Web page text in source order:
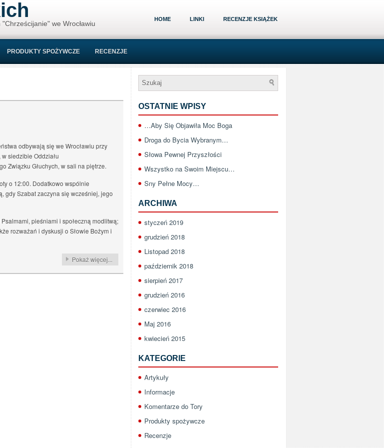
we Wrocławiu
HOME LINKI RECENZJE KSIĄŻEK
PRODUKTY SPOŻYWCZE RECENZJE
odbywają się we Wrocławiu przy
siedzibie Oddziału
Związku Głuchych, w sali na piętrze.
o 12:00. Dodatkowo wspólnie
gdy Szabat zaczyna się wcześniej, jego
pieśniami i społeczną modlitwą;
rozważań i dyskusji o Słowie Bożym i
Pokaż więcej...
OSTATNIE WPISY
…Aby Się Objawiła Moc Boga
Droga do Bycia Wybranym…
Słowa Pewnej Przyszłości
Wszystko na Swoim Miejscu…
Sny Pełne Mocy…
ARCHIWA
styczeń 2019
grudzień 2018
Listopad 2018
październik 2018
sierpień 2017
grudzień 2016
czerwiec 2016
Maj 2016
kwiecień 2015
KATEGORIE
Artykuły
Informacje
Komentarze do Tory
Produkty spożywcze
Recenzje